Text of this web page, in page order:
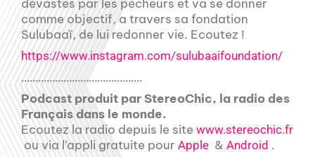
dévastés par les pécheurs et va se donner
comme objectif, a travers sa fondation
Sulubaaï, de lui redonner vie. Ecoutez !
https://www.instagram.com/sulubaaifoundation/
…………………………………….
Podcast produit par StereoChic, la radio des
Français dans le monde.
Ecoutez la radio depuis le site www.stereochic.fr
ou via l’appli gratuite pour Apple & Android .